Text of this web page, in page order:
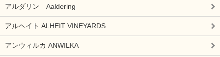
アルダリン Aaldering
アルヘイト ALHEIT VINEYARDS
アンウィルカ ANWILKA